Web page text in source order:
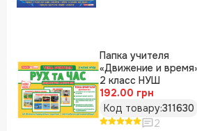
Папка учителя
«Движение и
2 класс НУШ
192.00 грн
Код товару:311630
2